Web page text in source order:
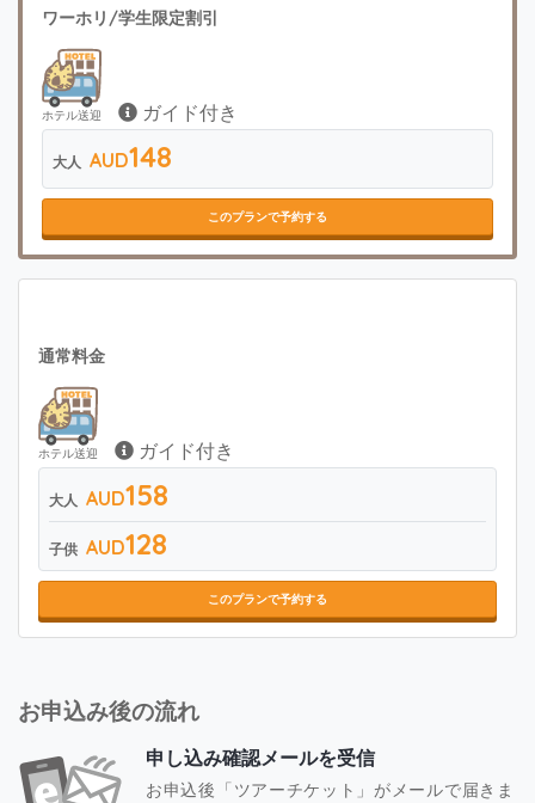
ワーホリ/学生限定割引
ホテル送迎 ガイド付き
大人 AUD148
このプランで予約する
通常料金
ホテル送迎 ガイド付き
大人 AUD158
子供 AUD128
このプランで予約する
お申込み後の流れ
申し込み確認メールを受信
お申込後「ツアーチケット」がメールで届きま